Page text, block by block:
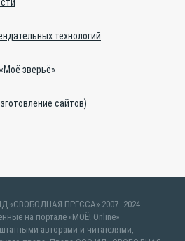
технологий
зверьё»
сайтов)
«СВОБОДНАЯ ПРЕССА» 2007–2024.
на портале «МОЁ! Online»
авторами и читателями,